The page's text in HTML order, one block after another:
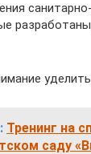
Тренинг на
саду